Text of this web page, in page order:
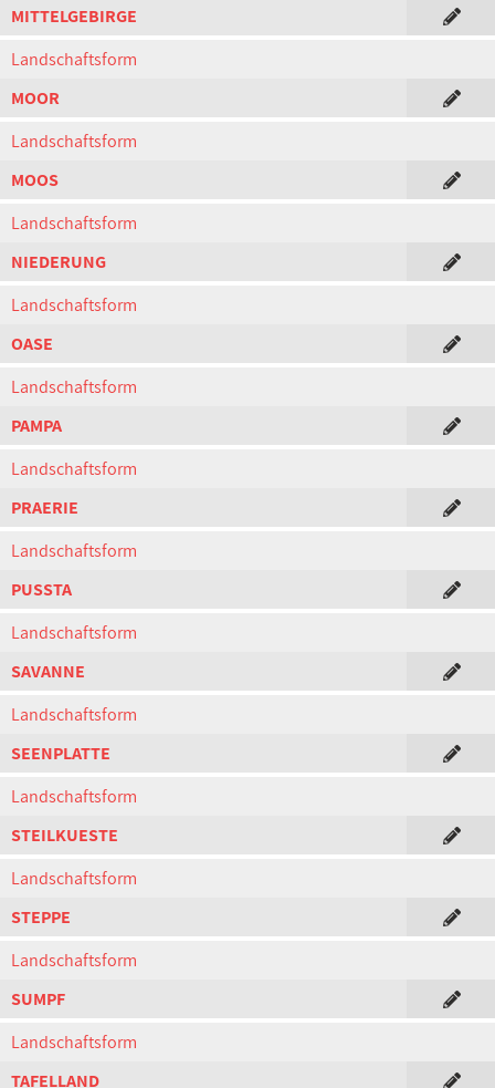
MITTELGEBIRGE
Landschaftsform
MOOR
Landschaftsform
MOOS
Landschaftsform
NIEDERUNG
Landschaftsform
OASE
Landschaftsform
PAMPA
Landschaftsform
PRAERIE
Landschaftsform
PUSSTA
Landschaftsform
SAVANNE
Landschaftsform
SEENPLATTE
Landschaftsform
STEILKUESTE
Landschaftsform
STEPPE
Landschaftsform
SUMPF
Landschaftsform
TAFELLAND